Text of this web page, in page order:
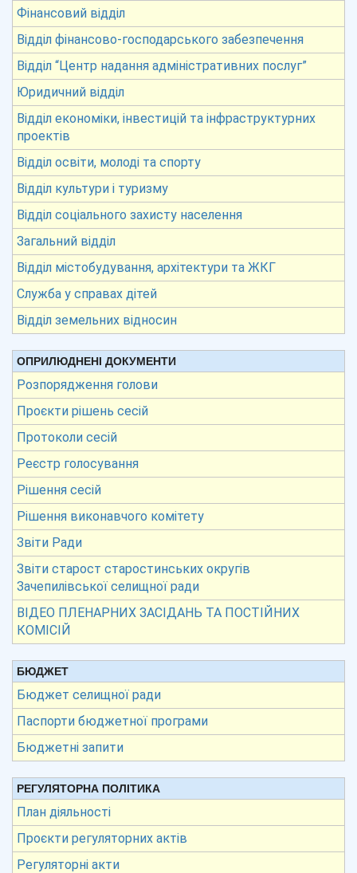
Фінансовий відділ
Відділ фінансово-господарського забезпечення
Відділ “Центр надання адміністративних послуг”
Юридичний відділ
Відділ економіки, інвестицій та інфраструктурних
проектів
Відділ освіти, молоді та спорту
Відділ культури і туризму
Відділ соціального захисту населення
Загальний відділ
Відділ містобудування, архітектури та ЖКГ
Служба у справах дітей
Відділ земельних відносин
ОПРИЛЮДНЕНІ ДОКУМЕНТИ
Розпорядження голови
Проєкти рішень сесій
Протоколи сесій
Реєстр голосування
Рішення сесій
Рішення виконавчого комітету
Звіти Ради
Звіти старост старостинських округів
Зачепилівської селищної ради
ВІДЕО ПЛЕНАРНИХ ЗАСІДАНЬ ТА ПОСТІЙНИХ
КОМІСІЙ
БЮДЖЕТ
Бюджет селищної ради
Паспорти бюджетної програми
Бюджетні запити
РЕГУЛЯТОРНА ПОЛІТИКА
План діяльності
Проєкти регуляторних актів
Регуляторні акти